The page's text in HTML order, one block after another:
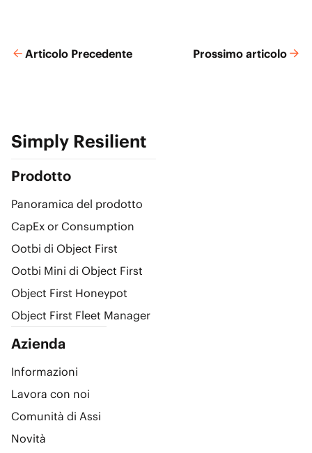
Articolo Precedente Prossimo articolo
Simply Resilient
Prodotto
Panoramica del prodotto
CapEx or Consumption
Ootbi di Object First
Ootbi Mini di Object First
Object First Honeypot
Object First Fleet Manager
Azienda
Informazioni
Lavora con noi
Comunità di Assi
Novità